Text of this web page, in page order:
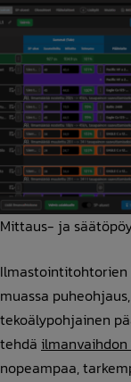
Mittaus- ja
Ilmastointitohtorien
muassa
tekoälypohjainen
tehdä
nopeampaa,